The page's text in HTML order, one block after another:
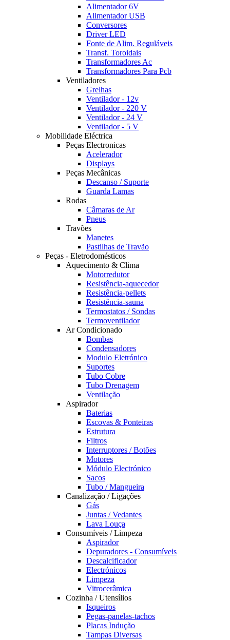
Alimentador 6V
Alimentador USB
Conversores
Driver LED
Fonte de Alim. Reguláveis
Transf. Toroidais
Transformadores Ac
Transformadores Para Pcb
Ventiladores
Grelhas
Ventilador - 12v
Ventilador - 220 V
Ventilador - 24 V
Ventilador - 5 V
Mobilidade Eléctrica
Peças Electronicas
Acelerador
Displays
Peças Mecânicas
Descanso / Suporte
Guarda Lamas
Rodas
Câmaras de Ar
Pneus
Travões
Manetes
Pastilhas de Travão
Peças - Eletrodomésticos
Aquecimento & Clima
Motorredutor
Resistência-aquecedor
Resistência-pellets
Resistência-sauna
Termostatos / Sondas
Termoventilador
Ar Condicionado
Bombas
Condensadores
Modulo Eletrónico
Suportes
Tubo Cobre
Tubo Drenagem
Ventilação
Aspirador
Baterias
Escovas & Ponteiras
Estrutura
Filtros
Interruptores / Botões
Motores
Módulo Electrónico
Sacos
Tubo / Mangueira
Canalização / Ligações
Gás
Juntas / Vedantes
Lava Louça
Consumíveis / Limpeza
Aspirador
Depuradores - Consumíveis
Descalcificador
Electrónicos
Limpeza
Vitrocerâmica
Cozinha / Utensílios
Isqueiros
Pegas-panelas-tachos
Placas Indução
Tampas Diversas